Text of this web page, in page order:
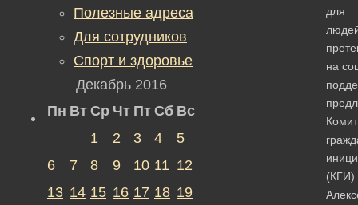
для
на
(КГИ)
Полезные адреса
Для сотрудников
Спорт и здоровье
Декабрь 2016
Пн Вт Ср Чт Пт Сб Вс
1
2 3 4
5
6
7 8 9 10 11 12
13 14 15 16 17 18 19